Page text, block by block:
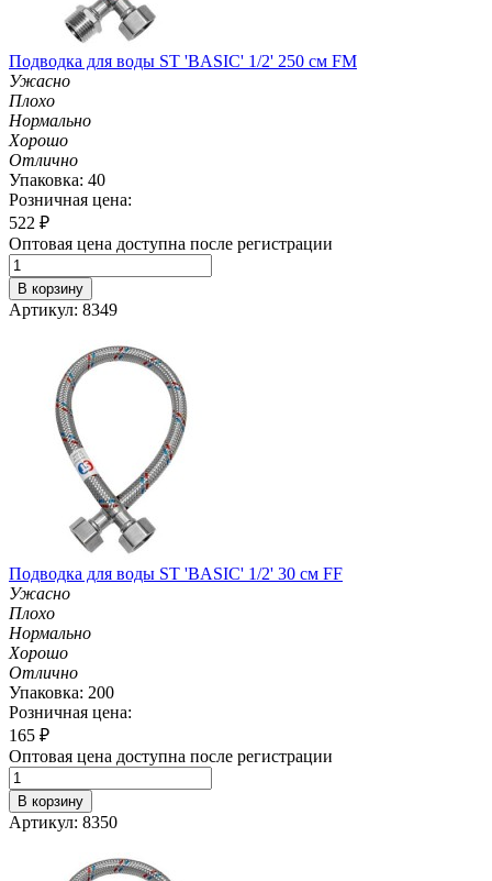
Подводка для воды ST 'BASIC' 1/2' 250 см FM
Ужасно
Плохо
Нормально
Хорошо
Отлично
Упаковка: 40
Розничная цена:
522 ₽
Оптовая цена доступна после регистрации
В корзину
Артикул: 8349
Подводка для воды ST 'BASIC' 1/2' 30 см FF
Ужасно
Плохо
Нормально
Хорошо
Отлично
Упаковка: 200
Розничная цена:
165 ₽
Оптовая цена доступна после регистрации
В корзину
Артикул: 8350